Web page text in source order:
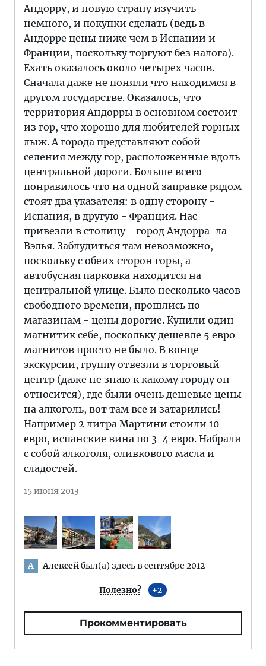
Андорру, и новую страну изучить
немного, и покупки сделать (ведь в
Андорре цены ниже чем в Испании и
Франции, поскольку торгуют без налога).
Ехать оказалось около четырех часов.
Сначала даже не поняли что находимся в
другом государстве. Оказалось, что
территория Андорры в основном состоит
из гор, что хорошо для любителей горных
лыж. А города представляют собой
селения между гор, расположенные вдоль
центральной дороги. Больше всего
понравилось что на одной заправке рядом
стоят два указателя: в одну сторону -
Испания, в другую - Франция. Нас
привезли в столицу - город Андорра-ла-
Вэлья. Заблудиться там невозможно,
поскольку с обеих сторон горы, а
автобусная парковка находится на
центральной улице. Было несколько часов
свободного времени, прошлись по
магазинам - цены дорогие. Купили один
магнитик себе, поскольку дешевле 5 евро
магнитов просто не было. В конце
экскурсии, группу отвезли в торговый
центр (даже не знаю к какому городу он
относится), где были очень дешевые цены
на алкоголь, вот там все и затарились!
Например 2 литра Мартини стоили 10
евро, испанские вина по 3-4 евро. Набрали
с собой алкоголя, оливкового масла и
сладостей.
15 июня 2013
А Алексейбыл(а) здесь в сентябре 2012
Полезно? 2
Прокомментировать